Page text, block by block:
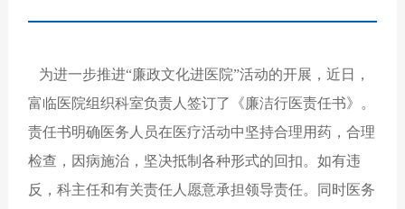
为进一步推进“廉政文化进医院”活动的开展，近日，
富临医院组织科室负责人签订了《廉洁行医责任书》。
责任书明确医务人员在医疗活动中坚持合理用药，合理
检查，因病施治，坚决抵制各种形式的回扣。如有违
反，科主任和有关责任人愿意承担领导责任。同时医务